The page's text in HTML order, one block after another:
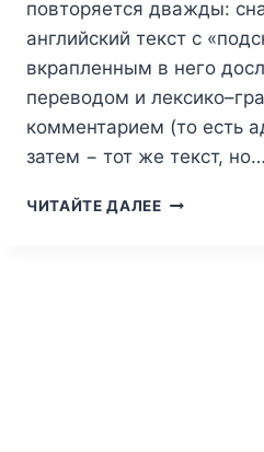
повторяется дважды:
английский текст с
вкрапленным в него
переводом и
комментарием (то есть
затем − тот же текст, но…
ЧИТАЙТЕ ДАЛЕЕ АГАТА